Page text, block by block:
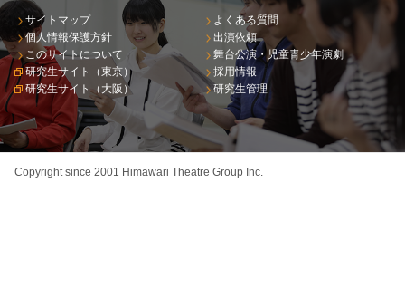
サイトマップ
個人情報保護方針
このサイトについて
研究生サイト（東京）
研究生サイト（大阪）
よくある質問
出演依頼
舞台公演・児童青少年演劇
採用情報
研究生管理
Copyright since 2001 Himawari Theatre Group Inc.